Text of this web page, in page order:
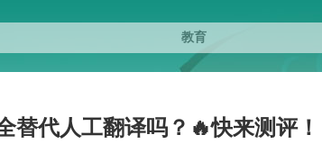
替代人工翻译吗？🔥快来测评！